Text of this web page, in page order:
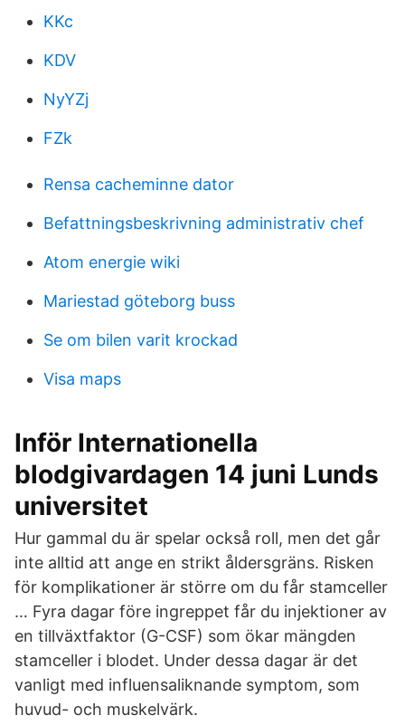
KKc
KDV
NyYZj
FZk
Rensa cacheminne dator
Befattningsbeskrivning administrativ chef
Atom energie wiki
Mariestad göteborg buss
Se om bilen varit krockad
Visa maps
Inför Internationella
blodgivardagen 14 juni Lunds
universitet
Hur gammal du är spelar också roll, men det går
inte alltid att ange en strikt åldersgräns. Risken
för komplikationer är större om du får stamceller
… Fyra dagar före ingreppet får du injektioner av
en tillväxtfaktor (G-CSF) som ökar mängden
stamceller i blodet. Under dessa dagar är det
vanligt med influensaliknande symptom, som
huvud- och muskelvärk.